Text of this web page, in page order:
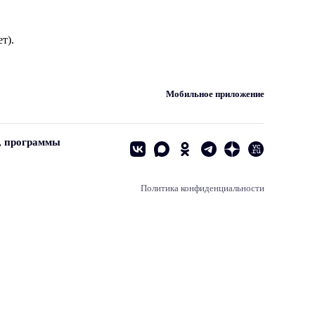
Мобильное приложение
программы
Политика конфиденциальности